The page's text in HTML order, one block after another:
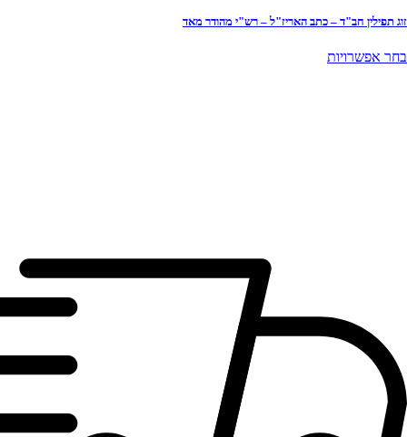
זוג תפילין חב"ד – כתב האריז"ל – רש"י מהודר מאד
בחר אפשרויות